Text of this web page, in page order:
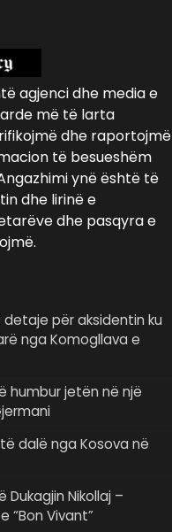
agjenci dhe media e
më të larta
dhe raportojmë
të besueshëm
ynë është të
dhe lirinë e
dhe pasqyra e
për aksidentin ku
nga Komogllava e
humbur jetën në një
dalë nga Kosova në
Nikollaj –
“Bon Vivant”